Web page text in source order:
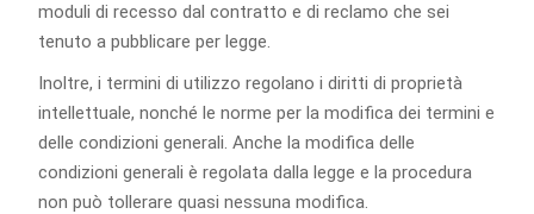
moduli di recesso dal contratto e di reclamo che sei
tenuto a pubblicare per legge.
Inoltre, i termini di utilizzo regolano i diritti di proprietà
intellettuale, nonché le norme per la modifica dei termini e
delle condizioni generali. Anche la modifica delle
condizioni generali è regolata dalla legge e la procedura
non può tollerare quasi nessuna modifica.